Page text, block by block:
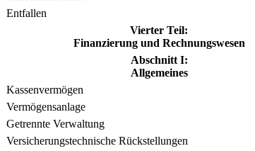
Entfallen
Vierter Teil:
Finanzierung und Rechnungswesen
Abschnitt I:
Allgemeines
Kassenvermögen
Vermögensanlage
Getrennte Verwaltung
Versicherungstechnische Rückstellungen